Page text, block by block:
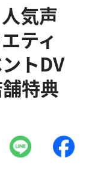
気声
ティ
トDV
特典